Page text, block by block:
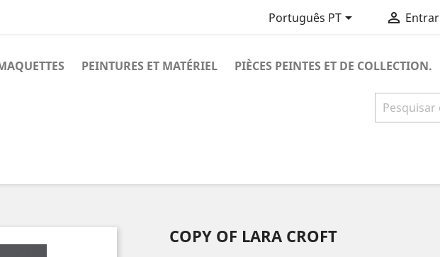
Português PT  Entrar
PEINTURES ET MATÉRIEL PIÈCES PEINTES ET DE COLLECTION.
COPY OF LARA CROFT